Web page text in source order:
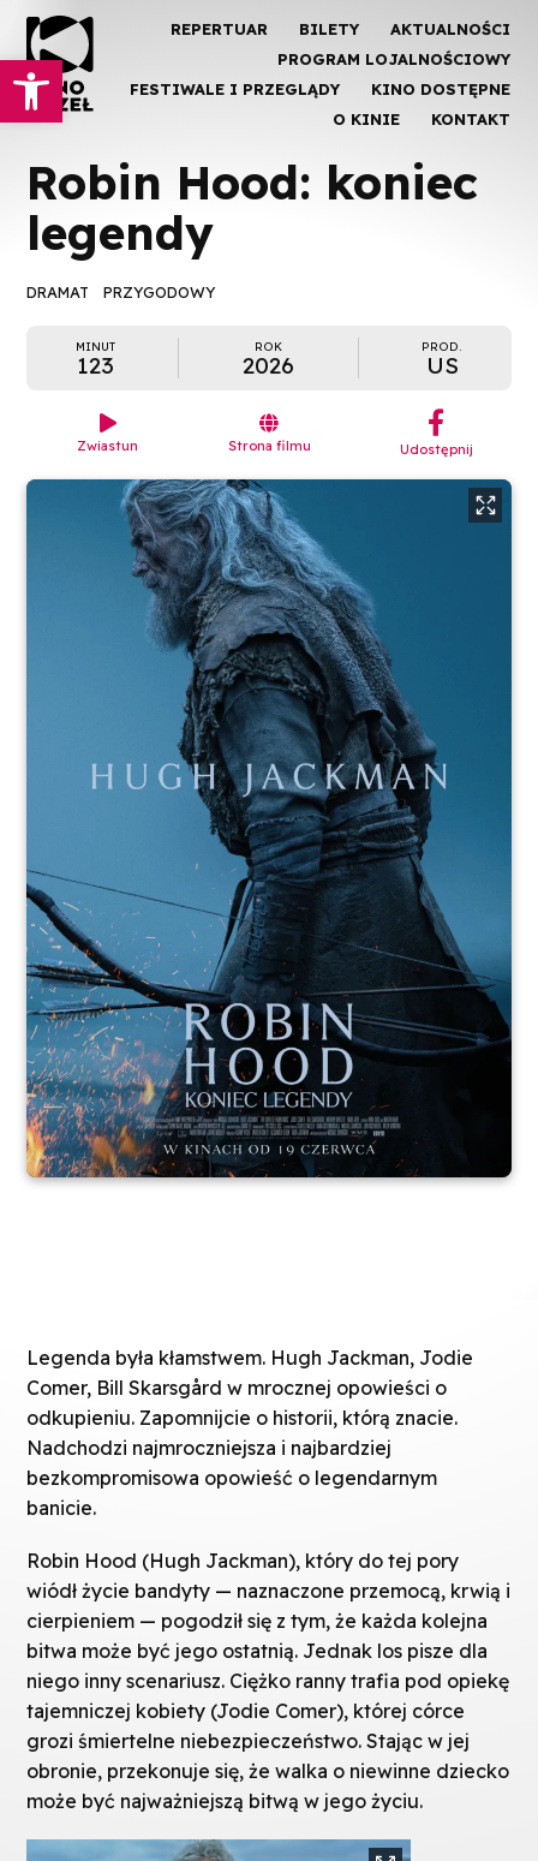
Otwórz pasek narzędzi
REPERTUAR BILETY
AKTUALNOŚCI
PROGRAM LOJALNOŚCIOWY
FESTIWALE I PRZEGLĄDY
KINO DOSTĘPNE
O KINIE
KONTAKT
Robin Hood: koniec
legendy
DRAMAT PRZYGODOWY
MINUT
123
ROK
2026
PROD.
US

Zwiastun

Strona filmu
︁
Udostępnij
Legenda była kłamstwem. Hugh Jackman, Jodie
Comer, Bill Skarsgård w mrocznej opowieści o
odkupieniu. Zapomnijcie o historii, którą znacie.
Nadchodzi najmroczniejsza i najbardziej
bezkompromisowa opowieść o legendarnym
banicie.
Robin Hood (Hugh Jackman), który do tej pory
wiódł życie bandyty — naznaczone przemocą, krwią i
cierpieniem — pogodził się z tym, że każda kolejna
bitwa może być jego ostatnią. Jednak los pisze dla
niego inny scenariusz. Ciężko ranny trafia pod opiekę
tajemniczej kobiety (Jodie Comer), której córce
grozi śmiertelne niebezpieczeństwo. Stając w jej
obronie, przekonuje się, że walka o niewinne dziecko
może być najważniejszą bitwą w jego życiu.